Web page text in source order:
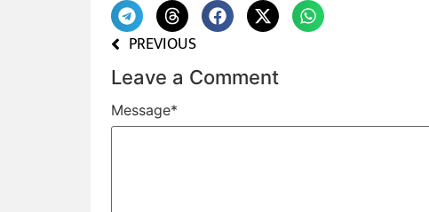
PREVIOUS
Leave a Comment
Message*